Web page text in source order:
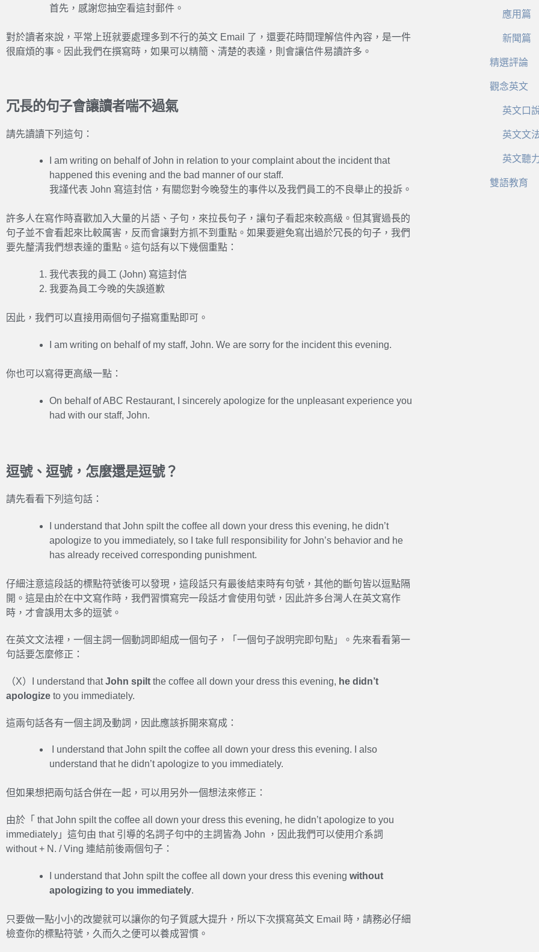
首先，感謝您抽空看這封郵件。
對於讀者來說，平常上班就要處理多到不行的英文 Email 了，還要花時間理解信件內容，是一件
很麻煩的事。因此我們在撰寫時，如果可以精簡、清楚的表達，則會讓信件易讀許多。
冗長的句子會讓讀者喘不過氣
請先讀讀下列這句：
I am writing on behalf of John in relation to your complaint about the incident that
happened this evening and the bad manner of our staff.
我謹代表 John 寫這封信，有關您對今晚發生的事件以及我們員工的不良舉止的投訴。
許多人在寫作時喜歡加入大量的片語、子句，來拉長句子，讓句子看起來較高級。但其實過長的
句子並不會看起來比較厲害，反而會讓對方抓不到重點。如果要避免寫出過於冗長的句子，我們
要先釐清我們想表達的重點。這句話有以下幾個重點：
我代表我的員工 (John) 寫這封信
我要為員工今晚的失誤道歉
因此，我們可以直接用兩個句子描寫重點即可。
I am writing on behalf of my staff, John. We are sorry for the incident this evening.
你也可以寫得更高級一點：
On behalf of ABC Restaurant, I sincerely apologize for the unpleasant experience you
had with our staff, John.
逗號、逗號，怎麼還是逗號？
請先看看下列這句話：
I understand that John spilt the coffee all down your dress this evening, he didn’t
apologize to you immediately, so I take full responsibility for John’s behavior and he
has already received corresponding punishment.
仔細注意這段話的標點符號後可以發現，這段話只有最後結束時有句號，其他的斷句皆以逗點隔
開。這是由於在中文寫作時，我們習慣寫完一段話才會使用句號，因此許多台灣人在英文寫作
時，才會誤用太多的逗號。
在英文文法裡，一個主詞一個動詞即組成一個句子，「一個句子說明完即句點」。先來看看第一
句話要怎麼修正：
（X）I understand thatJohn spilt the coffee all down your dress this evening, he didn’t
apologize to you immediately.
這兩句話各有一個主詞及動詞，因此應該拆開來寫成：
I understand that John spilt the coffee all down your dress this evening. I also
understand that he didn’t apologize to you immediately.
但如果想把兩句話合併在一起，可以用另外一個想法來修正：
由於「 that John spilt the coffee all down your dress this evening, he didn’t apologize to you
immediately」這句由 that 引導的名詞子句中的主詞皆為 John ，因此我們可以使用介系詞
without + N. / Ving 連結前後兩個句子：
I understand that John spilt the coffee all down your dress this evening without
apologizing to you immediately.
只要做一點小小的改變就可以讓你的句子質感大提升，所以下次撰寫英文 Email 時，請務必仔細
檢查你的標點符號，久而久之便可以養成習慣。
應用篇
新聞篇
精選評論
觀念英文
英文口
英文文
英文聽
雙語教育